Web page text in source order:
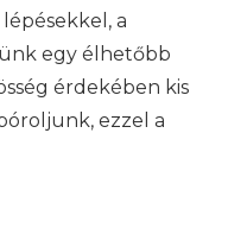
a
egy élhetőbb
érdekében kis
ezzel a